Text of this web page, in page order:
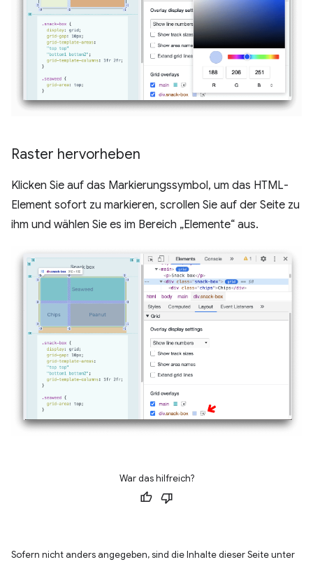
Raster hervorheben
Klicken Sie auf das Markierungssymbol, um das HTML-
Element sofort zu markieren, scrollen Sie auf der Seite zu
ihm und wählen Sie es im Bereich „Elemente“ aus.
War das hilfreich?
Sofern nicht anders angegeben, sind die Inhalte dieser Seite unter